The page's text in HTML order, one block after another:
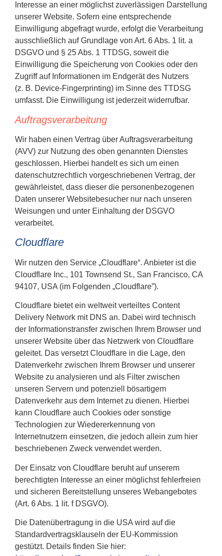
Interesse an einer möglichst zuverlässigen Darstellung
unserer Website. Sofern eine entsprechende
Einwilligung abgefragt wurde, erfolgt die Verarbeitung
ausschließlich auf Grundlage von Art. 6 Abs. 1 lit. a
DSGVO und § 25 Abs. 1 TTDSG, soweit die
Einwilligung die Speicherung von Cookies oder den
Zugriff auf Informationen im Endgerät des Nutzers
(z. B. Device-Fingerprinting) im Sinne des TTDSG
umfasst. Die Einwilligung ist jederzeit widerrufbar.
Auftragsverarbeitung
Wir haben einen Vertrag über Auftragsverarbeitung
(AVV) zur Nutzung des oben genannten Dienstes
geschlossen. Hierbei handelt es sich um einen
datenschutzrechtlich vorgeschriebenen Vertrag, der
gewährleistet, dass dieser die personenbezogenen
Daten unserer Websitebesucher nur nach unseren
Weisungen und unter Einhaltung der DSGVO
verarbeitet.
Cloudflare
Wir nutzen den Service „Cloudflare“. Anbieter ist die
Cloudflare Inc., 101 Townsend St., San Francisco, CA
94107, USA (im Folgenden „Cloudflare”).
Cloudflare bietet ein weltweit verteiltes Content
Delivery Network mit DNS an. Dabei wird technisch
der Informationstransfer zwischen Ihrem Browser und
unserer Website über das Netzwerk von Cloudflare
geleitet. Das versetzt Cloudflare in die Lage, den
Datenverkehr zwischen Ihrem Browser und unserer
Website zu analysieren und als Filter zwischen
unseren Servern und potenziell bösartigem
Datenverkehr aus dem Internet zu dienen. Hierbei
kann Cloudflare auch Cookies oder sonstige
Technologien zur Wiedererkennung von
Internetnutzern einsetzen, die jedoch allein zum hier
beschriebenen Zweck verwendet werden.
Der Einsatz von Cloudflare beruht auf unserem
berechtigten Interesse an einer möglichst fehlerfreien
und sicheren Bereitstellung unseres Webangebotes
(Art. 6 Abs. 1 lit. f DSGVO).
Die Datenübertragung in die USA wird auf die
Standardvertragsklauseln der EU-Kommission
gestützt. Details finden Sie hier: